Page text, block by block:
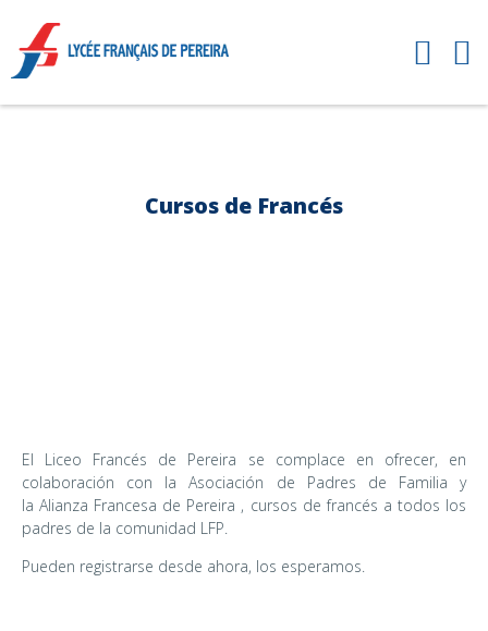
Cursos de Francés
El Liceo Francés de Pereira se complace en ofrecer, en
colaboración con la Asociación de Padres de Familia y
la Alianza Francesa de Pereira , cursos de francés a todos los
padres de la comunidad LFP.
Pueden registrarse desde ahora, los esperamos.